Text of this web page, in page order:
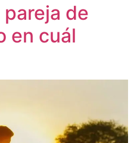
de
en cuál